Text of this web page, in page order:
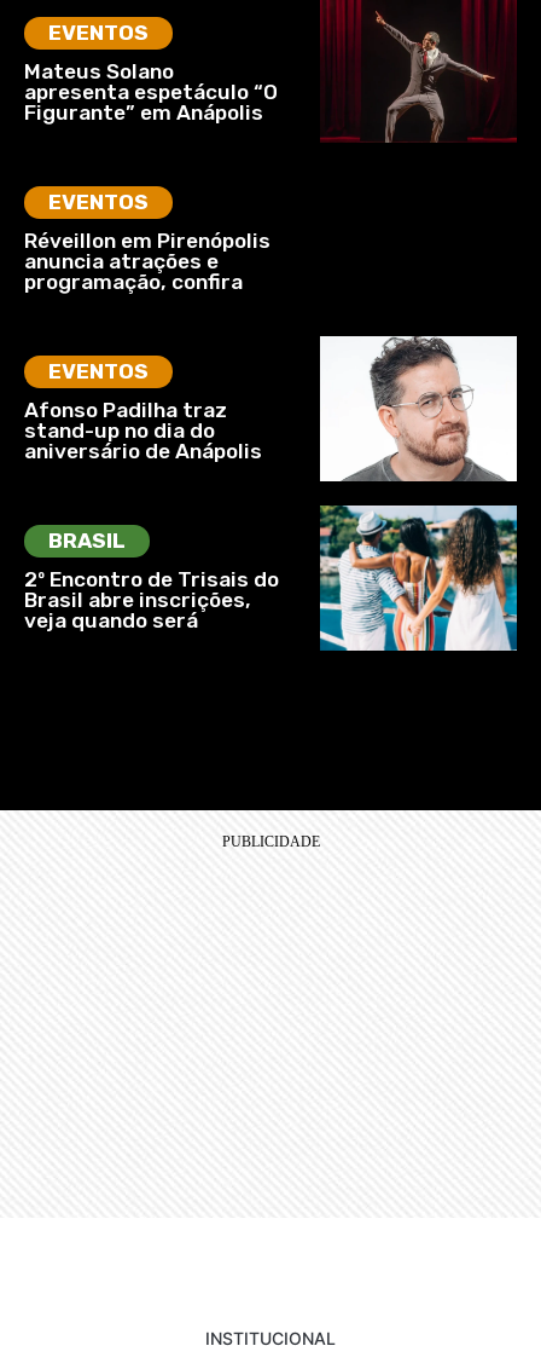
EVENTOS
Mateus Solano
apresenta espetáculo “O
Figurante” em Anápolis
EVENTOS
Réveillon em Pirenópolis
anuncia atrações e
programação, confira
EVENTOS
Afonso Padilha traz
stand-up no dia do
aniversário de Anápolis
BRASIL
2º Encontro de Trisais do
Brasil abre inscrições,
veja quando será
INSTITUCIONAL